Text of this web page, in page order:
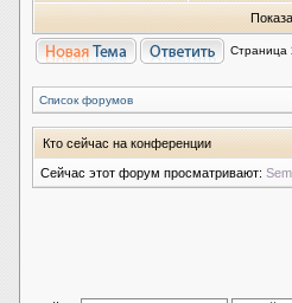
Страница
Список форумов
Кто сейчас на конференции
Сейчас этот форум просматривают: